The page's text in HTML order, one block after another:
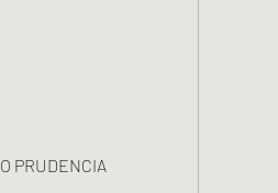
PRUDENCIA